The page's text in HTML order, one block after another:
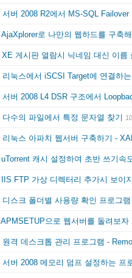
서버 2008 R2에서 MS-SQL
AjaXplorer로 나만의 웹하드를 구축
XE 게시판 열람시 닉네임 대신 이름
리눅스에서 iSCSI Target에 연결하
서버 2008 L4 DSR 구조에서
다수의 파일에서 특정 문자열 찾기 10
리눅스 아파치 웹서버 구축하기 -
uTorrent 캐시 설정하여 초반 쓰기속
IIS FTP 가상 디렉터리 추가시 보이
디스크 폴더별 사용량 확인 프로그
APMSETUP으로 웹서버를 돌려보자
원격 데스크톱 관리 프로그램 -
서버 2008 메모리 덤프 설정하는 프